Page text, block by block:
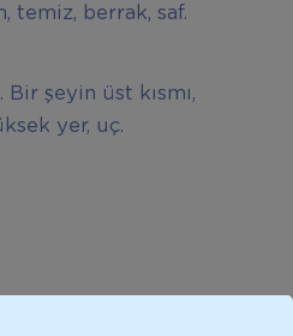
temiz, berrak, saf.
Bir şeyin üst kısmı,
yer, uç.